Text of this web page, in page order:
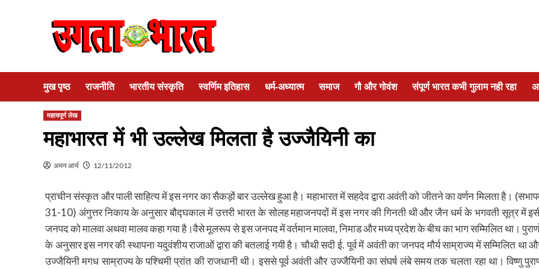
मुख पृष्ठ राजनीति भारतीय संस्कृति स्वर्णिम इतिहास धर्म-अध्यात्म समाज गौ और गोवंश संपूर्ण भारत कभी गुलाम नही रहा
महत्वपूर्ण लेख
महाभारत में भी उल्लेख मिलता है उज्जैयिनी का
अमन आर्य 12/11/2012
प्राचीन संस्कृत और पाली साहित्य में इस नगर का सैकड़ों बार उल्लेख हुआ है। महाभारत में सहदेव द्वारा अवंती को जीतने का वर्णन मिलता है।
31-10) अंगुत्तर निकाय के अनुसार बौद्घकाल में उत्तरी भारत के सोलह महाजनपदों में इस नगर की गिनती थी और जैन धर्म के भगवती सूत्र में
जनपद को मालवा अथवा मालव कहा गया है।वैसे मूलरूप से इस जनपद में वर्तमान मालवा, निमाड और मध्य प्रदेश के बीच का भाग सम्मिलित था।
के अनुसार इस नगर की स्थापना यदुवंशीय राजाओं द्वारा की बतलाई गयी है। चौथी सदी ई. पूर्व में अवंती का जनपद मौर्य साम्राज्य में सम्मिलित था
उज्जैयिनी मगध साम्राज्य के पश्चिमी प्रांत की राजधानी थी। इससे पूर्व अवंती और उज्जैयिनी का संघर्ष लंबे समय तक चलता रहा था। विष्णु